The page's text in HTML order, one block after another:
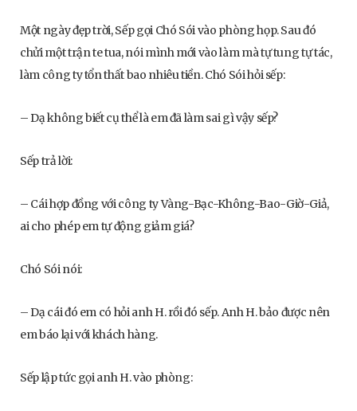
Một ngày đẹp trời, Sếp gọi Chó Sói vào phòng họp. Sau đó
chửi một trận te tua, nói mình mới vào làm mà tự tung tự tác,
làm công ty tổn thất bao nhiêu tiền. Chó Sói hỏi sếp:
– Dạ không biết cụ thể là em đã làm sai gì vậy sếp?
Sếp trả lời:
– Cái hợp đồng với công ty Vàng-Bạc-Không-Bao-Giờ-Giả,
ai cho phép em tự động giảm giá?
Chó Sói nói:
– Dạ cái đó em có hỏi anh H. rồi đó sếp. Anh H. bảo được nên
em báo lại với khách hàng.
Sếp lập tức gọi anh H. vào phòng: